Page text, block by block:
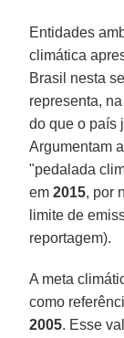
Entidades
climática
Brasil nesta
representa,
do que o país
Argumentam
"pedalada
em2015, por
limite de
reportagem).
A meta
como
2005. Esse